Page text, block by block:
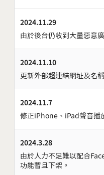
2024.11.29
由於後台仍收到大量惡意
2024.11.10
更新外部超連結網址及名
2024.11.7
修正iPhone、iPad聲音播
2024.3.28
由於人力不足難以配合
功能暫且下架。